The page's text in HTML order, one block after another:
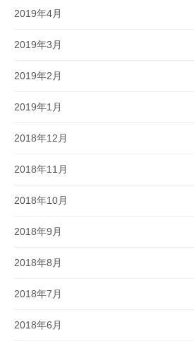
2019年4月
2019年3月
2019年2月
2019年1月
2018年12月
2018年11月
2018年10月
2018年9月
2018年8月
2018年7月
2018年6月